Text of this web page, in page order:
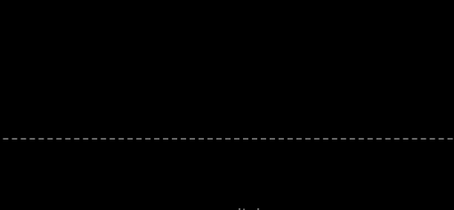
HMD Terra M